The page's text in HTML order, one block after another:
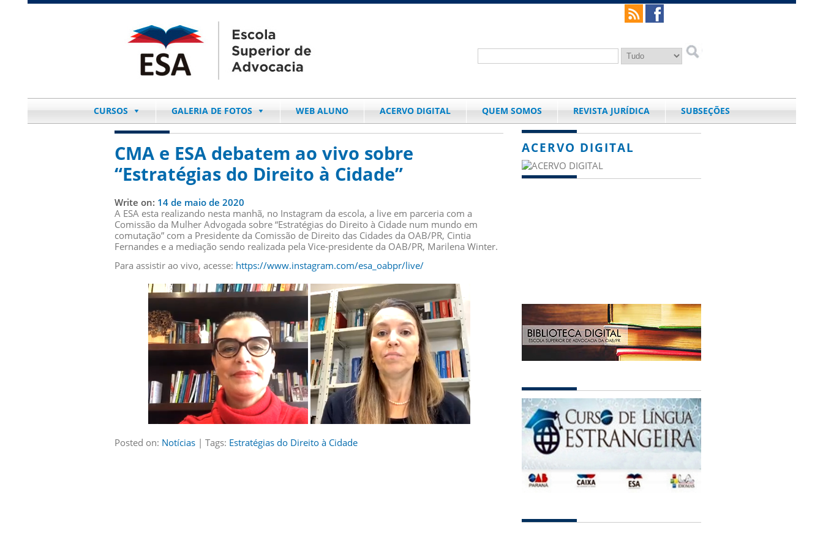
CURSOS GALERIA DE FOTOS WEB ALUNO ACERVO DIGITAL QUEM SOMOS REVISTA JURÍDICA SUBSEÇÕES
CMA e ESA debatem ao vivo sobre
“Estratégias do Direito à Cidade”
Write on: 14 de maio de 2020
A ESA esta realizando nesta manhã, no Instagram da escola, a live em parceria com a
Comissão da Mulher Advogada sobre “Estratégias do Direito à Cidade num mundo em
comutação” com a Presidente da Comissão de Direito das Cidades da OAB/PR, Cintia
Fernandes e a mediação sendo realizada pela Vice-presidente da OAB/PR, Marilena Winter.
Para assistir ao vivo, acesse: https://www.instagram.com/esa_oabpr/live/
Posted on: Notícias | Tags: Estratégias do Direito à Cidade
ACERVO DIGITAL